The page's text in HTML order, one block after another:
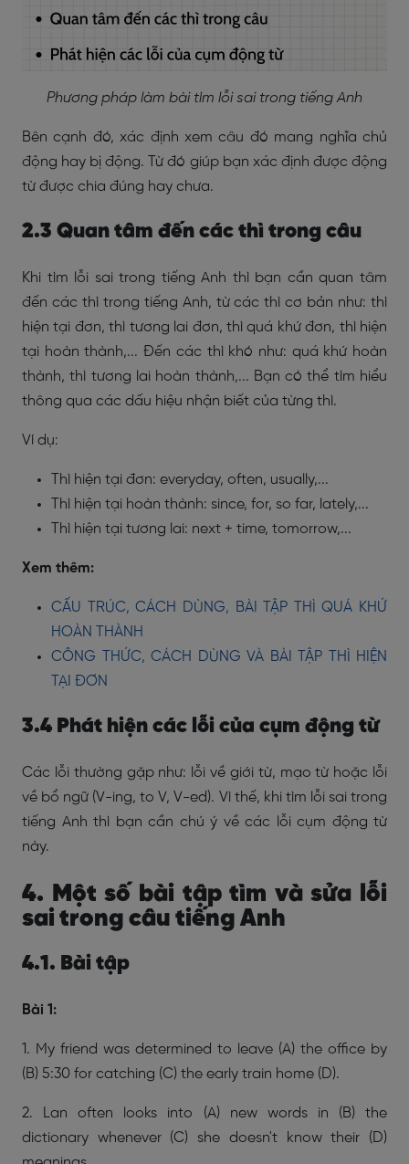
Phương pháp làm bài tìm lỗi sai trong tiếng Anh
Bên cạnh đó, xác định xem câu đó mang nghĩa chủ
động hay bị động. Từ đó giúp bạn xác định được động
từ được chia đúng hay chưa.
2.3 Quan tâm đến các thì trong câu
Khi tìm lỗi sai trong tiếng Anh thì bạn cần quan tâm
đến các thì trong tiếng Anh, từ các thì cơ bản như: thì
hiện tại đơn, thì tương lai đơn, thì quá khứ đơn, thì hiện
tại hoàn thành,... Đến các thì khó như: quá khứ hoàn
thành, thì tương lai hoàn thành,... Bạn có thể tìm hiểu
thông qua các dấu hiệu nhận biết của từng thì.
Ví dụ:
Thì hiện tại đơn: everyday, often, usually,...
Thì hiện tại hoàn thành: since, for, so far, lately,...
Thì hiện tại tương lai: next + time, tomorrow,...
Xem thêm:
CẤU TRÚC, CÁCH DÙNG, BÀI TẬP THÌ QUÁ KHỨ
HOÀN THÀNH
CÔNG THỨC, CÁCH DÙNG VÀ BÀI TẬP THÌ HIỆN
TẠI ĐƠN
3.4 Phát hiện các lỗi của cụm động từ
Các lỗi thường gặp như: lỗi về giới từ, mạo từ hoặc lỗi
về bổ ngữ (V-ing, to V, V-ed). Vì thế, khi tìm lỗi sai trong
tiếng Anh thì bạn cần chú ý về các lỗi cụm động từ
này.
4. Một số bài tập tìm và sửa lỗi
sai trong câu tiếng Anh
4.1. Bài tập
Bài 1:
1. My friend was determined to leave (A) the office by
(B) 5:30 for catching (C) the early train home (D).
2. Lan often looks into (A) new words in (B) the
dictionary whenever (C) she doesn't know their (D)